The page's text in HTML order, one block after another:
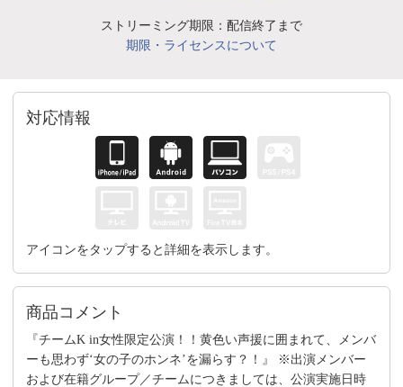
ストリーミング期限：配信終了まで
期限・ライセンスについて
対応情報
アイコンをタップすると詳細を表示します。
商品コメント
『チームK in女性限定公演！！黄色い声援に囲まれて、メンバ
ーも思わず‘女の子のホンネ’を漏らす？！』 ※出演メンバー
および在籍グループ／チームにつきましては、公演実施日時